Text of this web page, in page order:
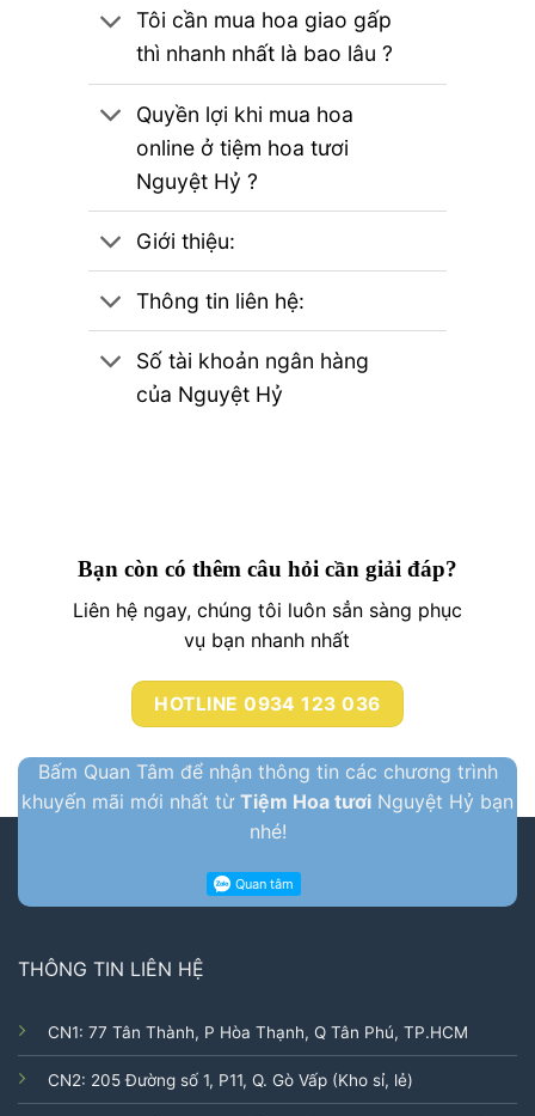
Tôi cần mua hoa giao gấp
thì nhanh nhất là bao lâu ?
Quyền lợi khi mua hoa
online ở tiệm hoa tươi
Nguyệt Hỷ ?
Giới thiệu:
Thông tin liên hệ:
Số tài khoản ngân hàng
của Nguyệt Hỷ
Bạn còn có thêm câu hỏi cần giải đáp?
Liên hệ ngay, chúng tôi luôn sẳn sàng phục
vụ bạn nhanh nhất
HOTLINE 0934 123 036
Bấm Quan Tâm để nhận thông tin các chương trình
khuyến mãi mới nhất từ Tiệm Hoa tươi Nguyệt Hỷ bạn
nhé!
THÔNG TIN LIÊN HỆ
CN1: 77 Tân Thành, P Hòa Thạnh, Q Tân Phú, TP.HCM
CN2: 205 Đường số 1, P11, Q. Gò Vấp (Kho sỉ, lẻ)